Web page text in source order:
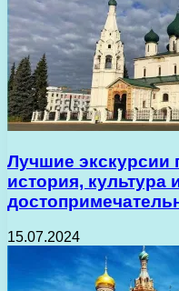
Лучшие
история, культура
15.07.2024